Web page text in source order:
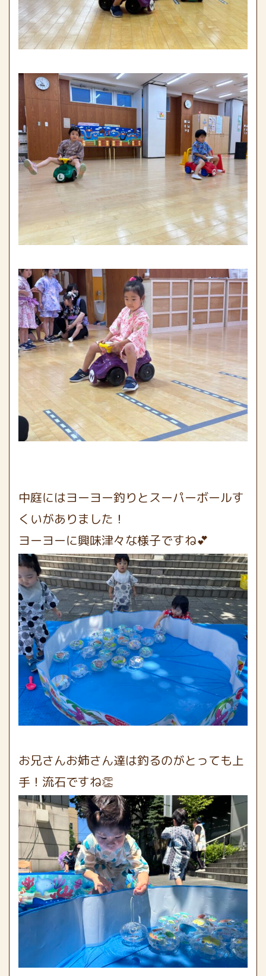
中庭にはヨーヨー釣りとスーパーボールす
くいがありました！
ヨーヨーに興味津々な様子ですね💕︎
お兄さんお姉さん達は釣るのがとっても上
手！流石ですね👏